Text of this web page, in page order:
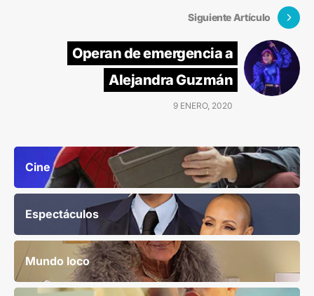
Siguiente Artículo
Operan de emergencia a
Alejandra Guzmán
9 ENERO, 2020
Cine
Espectáculos
Mundo loco